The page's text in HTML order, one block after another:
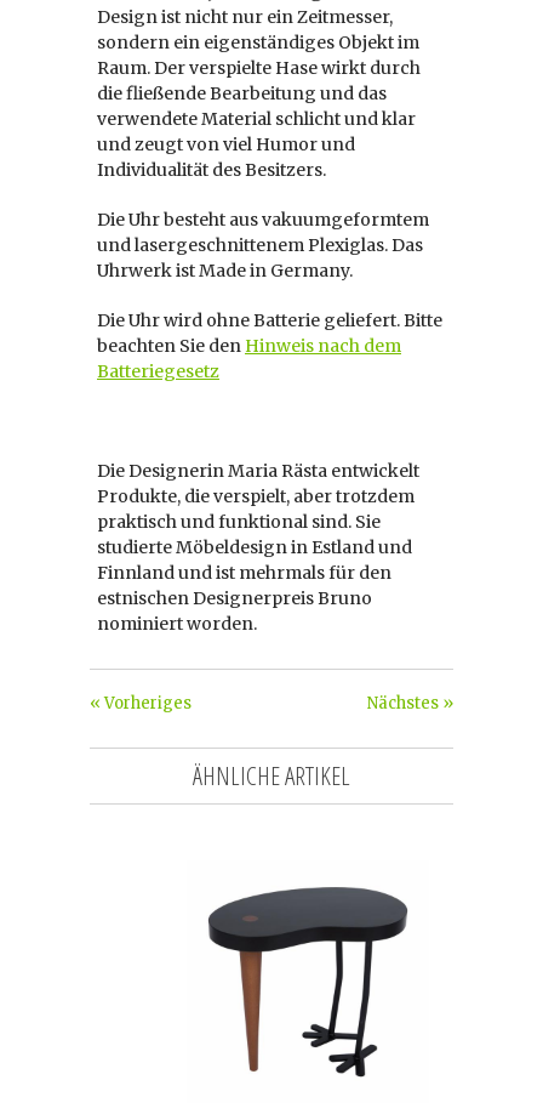
Design ist nicht nur ein Zeitmesser,
sondern ein eigenständiges Objekt im
Raum. Der verspielte Hase wirkt durch
die fließende Bearbeitung und das
verwendete Material schlicht und klar
und zeugt von viel Humor und
Individualität des Besitzers.
Die Uhr besteht aus vakuumgeformtem
und lasergeschnittenem Plexiglas. Das
Uhrwerk ist Made in Germany.
Die Uhr wird ohne Batterie geliefert. Bitte
beachten Sie den Hinweis nach dem
Batteriegesetz
Die Designerin Maria Rästa entwickelt
Produkte, die verspielt, aber trotzdem
praktisch und funktional sind. Sie
studierte Möbeldesign in Estland und
Finnland und ist mehrmals für den
estnischen Designerpreis Bruno
nominiert worden.
Nächstes »
« Vorheriges
ÄHNLICHE ARTIKEL